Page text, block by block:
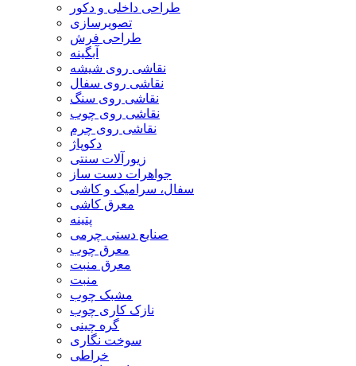
طراحی داخلی و دکور
تصویرسازی
طراحی فرش
آبگینه
نقاشی روی شیشه
نقاشی روی سفال
نقاشی روی سنگ
نقاشی روی چوب
نقاشی روی چرم
دکوپاژ
زیورآلات سنتی
جواهرات دست ساز
سفال، سرامیک و کاشی
معرق کاشی
پتینه
صنایع دستی چرمی
معرق چوب
معرق منبت
منبت
مشبک چوب
نازک کاری چوب
گره چینی
سوخت نگاری
خراطی